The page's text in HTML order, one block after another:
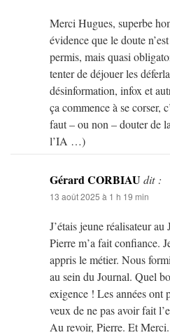
Merci Hugues, superbe
évidence que le doute
permis, mais quasi
tenter de déjouer les
désinformation, infox et
ça commence à se corser,
faut – ou non – douter de
l’IA …)
Gérard CORBIAUdit :
13 août 2025 à 1 h 19 min
J’étais jeune réalisateur
Pierre m’a fait confiance.
appris le métier. Nous
au sein du Journal. Quel
exigence ! Les années ont
veux de ne pas avoir fait
Au revoir, Pierre. Et Merci.